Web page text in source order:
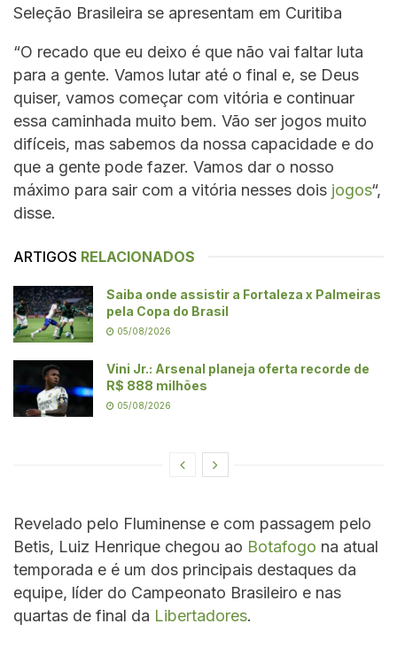
Seleção Brasileira se apresentam em Curitiba
“O recado que eu deixo é que não vai faltar luta
para a gente. Vamos lutar até o final e, se Deus
quiser, vamos começar com vitória e continuar
essa caminhada muito bem. Vão ser jogos muito
difíceis, mas sabemos da nossa capacidade e do
que a gente pode fazer. Vamos dar o nosso
máximo para sair com a vitória nesses dois jogos“,
disse.
ARTIGOS RELACIONADOS
Saiba onde assistir a Fortaleza x Palmeiras
pela Copa do Brasil
05/08/2026
Vini Jr.: Arsenal planeja oferta recorde de
R$ 888 milhões
05/08/2026
Revelado pelo Fluminense e com passagem pelo
Betis, Luiz Henrique chegou ao Botafogo na atual
temporada e é um dos principais destaques da
equipe, líder do Campeonato Brasileiro e nas
quartas de final da Libertadores.